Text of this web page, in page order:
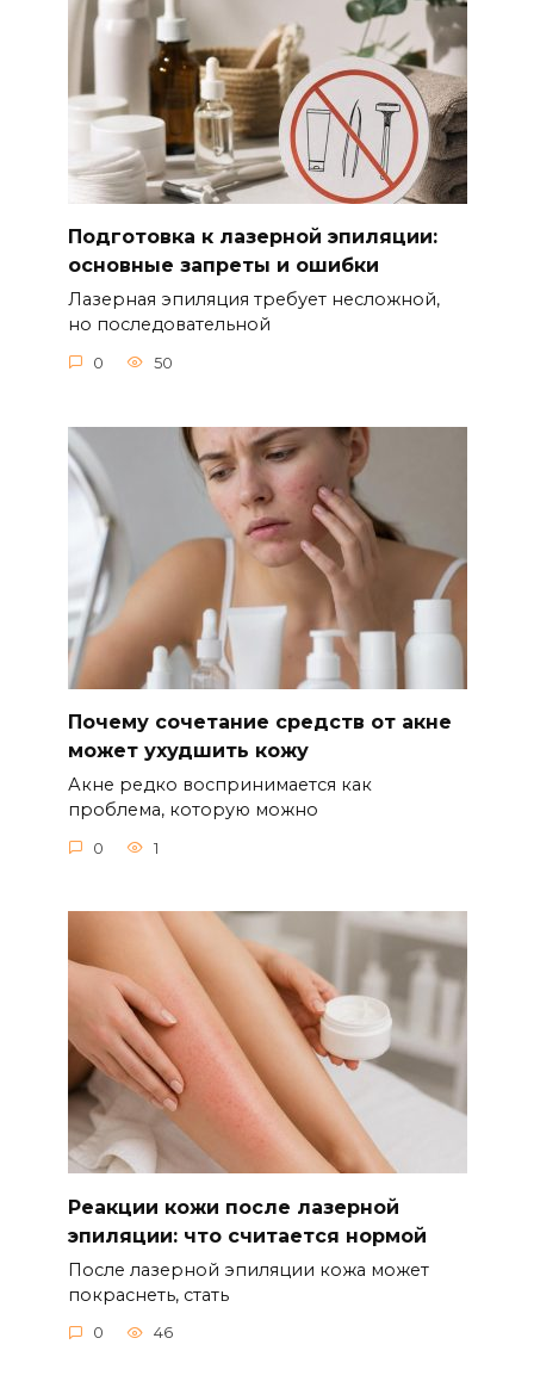
Подготовка к лазерной эпиляции:
основные запреты и ошибки
Лазерная эпиляция требует несложной,
но последовательной
0 50
Почему сочетание средств от акне
может ухудшить кожу
Акне редко воспринимается как
проблема, которую можно
0 1
Реакции кожи после лазерной
эпиляции: что считается нормой
После лазерной эпиляции кожа может
покраснеть, стать
0 46